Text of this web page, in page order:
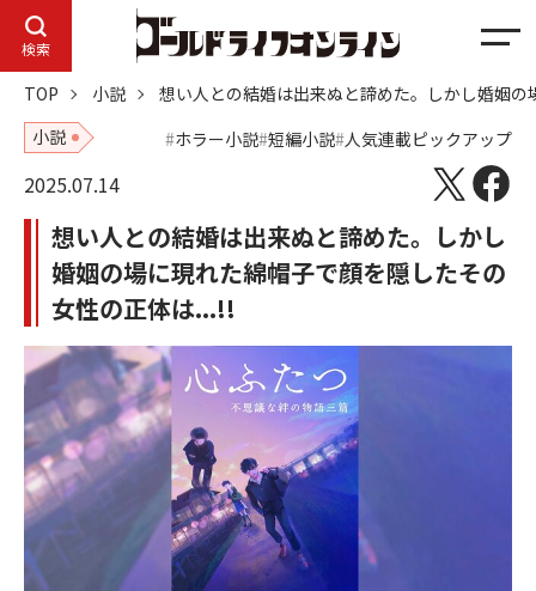
検索
メ
ニ
ュ
ー
TOP 小説
想い人との結婚は出来ぬと諦めた。しかし婚姻
小説
ホラー小説 短編小説 人気連載ピックアップ
2025.07.14
想い人との結婚は出来ぬと諦めた。しかし
婚姻の場に現れた綿帽子で顔を隠したその
女性の正体は...!!